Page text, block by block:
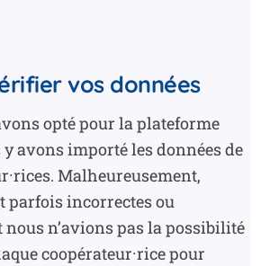
vos données
opté pour la plateforme
y avons importé les données de
Malheureusement,
parfois incorrectes ou
nous n’avions pas la possibilité
coopérateur·rice pour